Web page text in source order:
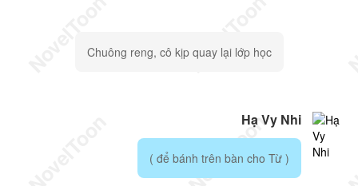
Chuông reng, cô kịp quay lại lớp học
Hạ Vy Nhi
( để bánh trên bàn cho Từ )